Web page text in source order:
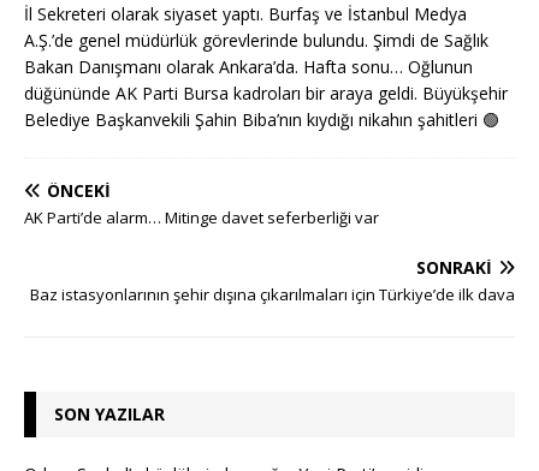
İl Sekreteri olarak siyaset yaptı. Burfaş ve İstanbul Medya
A.Ş.’de genel müdürlük görevlerinde bulundu. Şimdi de Sağlık
Bakan Danışmanı olarak Ankara’da. Hafta sonu… Oğlunun
düğününde AK Parti Bursa kadroları bir araya geldi. Büyükşehir
Belediye Başkanvekili Şahin Biba’nın kıydığı nikahın şahitleri 🟢
ÖNCEKI
AK Parti’de alarm… Mitinge davet seferberliği var
SONRAKI
Baz istasyonlarının şehir dışına çıkarılmaları için Türkiye’de ilk dava
SON YAZILAR